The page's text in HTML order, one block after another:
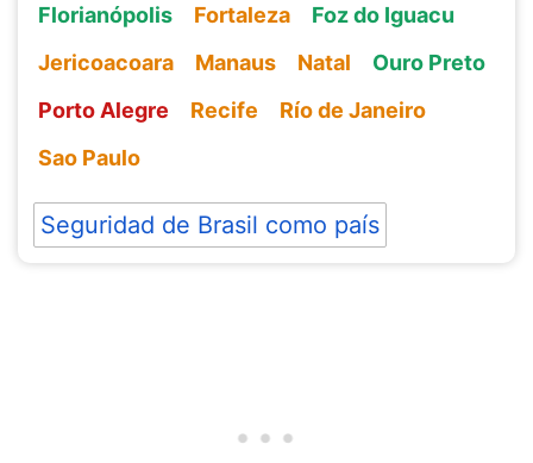
Florianópolis
Fortaleza
Foz do Iguacu
Jericoacoara
Manaus Natal
Ouro Preto
Porto Alegre
Recife
Río de Janeiro
Sao Paulo
Seguridad de Brasil como país